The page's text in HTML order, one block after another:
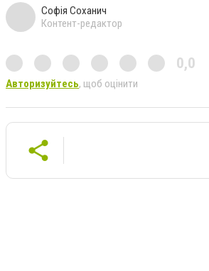
Софія Соханич
Контент-редактор
0,0
Авторизуйтесь, щоб оцінити